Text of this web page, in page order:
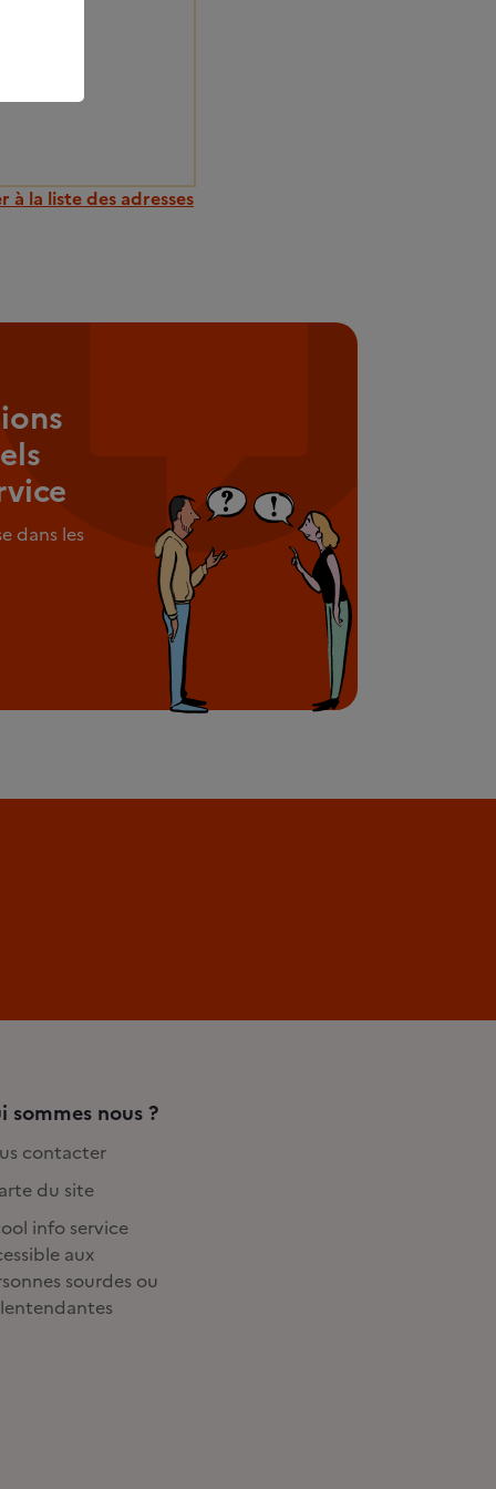
à la liste des adresses
dans les
sommes nous ?
contacter
du site
info service
aux
sourdes ou